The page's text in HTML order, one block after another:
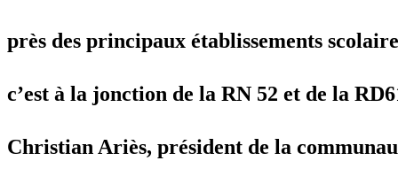
près des principaux établissements
c’est à la jonction de la RN 52 et de la
Christian Ariès, président de la